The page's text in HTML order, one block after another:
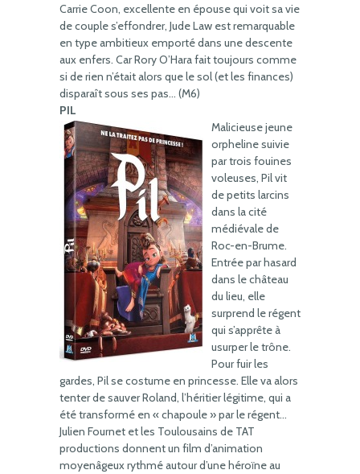
Carrie Coon, excellente en épouse qui voit sa vie
de couple s’effondrer, Jude Law est remarquable
en type ambitieux emporté dans une descente
aux enfers. Car Rory O’Hara fait toujours comme
si de rien n’était alors que le sol (et les finances)
disparaît sous ses pas… (M6)
PIL
Malicieuse jeune
orpheline suivie
par trois fouines
voleuses, Pil vit
de petits larcins
dans la cité
médiévale de
Roc-en-Brume.
Entrée par hasard
dans le château
du lieu, elle
surprend le régent
qui s’apprête à
usurper le trône.
Pour fuir les
gardes, Pil se costume en princesse. Elle va alors
tenter de sauver Roland, l’héritier légitime, qui a
été transformé en « chapoule » par le régent…
Julien Fournet et les Toulousains de TAT
productions donnent un film d’animation
moyenâgeux rythmé autour d’une héroïne au